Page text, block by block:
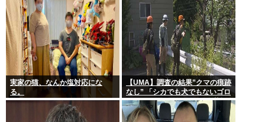
実家の猫、なんか塩対応にな
る。
【UMA】調査の結果”クマの痕跡
なし” 「シカでも犬でもないゴロ
ンとして黒い動物を見た」 札幌
市清田区